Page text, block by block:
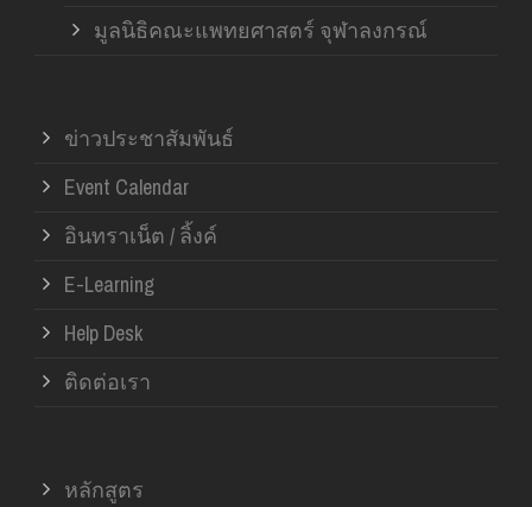
มูลนิธิคณะแพทยศาสตร์ จุฬาลงกรณ์
ข่าวประชาสัมพันธ์
Event Calendar
อินทราเน็ต / ลิ้งค์
E-Learning
Help Desk
ติดต่อเรา
หลักสูตร